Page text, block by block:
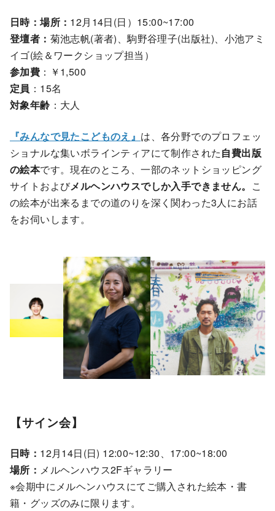
日時：場所： 12月14日(日）15:00~17:00
登壇者： 菊池志帆(著者)、駒野谷理子(出版社)、小池アミ
イゴ(絵＆ワークショップ担当）
参加費 ：￥1,500
定員 ：15名
対象年齢 ：大人
『みんなで見たこどものえ』 は、各分野でのプロフェッ
ショナルな集いボラインティアにて制作された自費出版
の絵本です。現在のところ、一部のネットショッピング
サイトおよびメルヘンハウスでしか入手できません。 こ
の絵本が出来るまでの道のりを深く関わった3人にお話
をお伺いします。
【サイン会】
日時： 12月14日(日) 12:00~12:30、17:00~18:00
場所： メルヘンハウス2Fギャラリー
※会期中にメルヘンハウスにてご購入された絵本・書
籍・グッズのみに限ります。